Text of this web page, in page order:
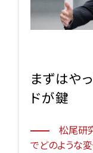
まずはや
ドが鍵
松尾研
でどのような